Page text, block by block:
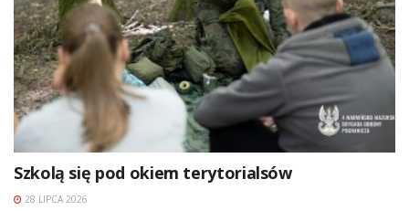
Szkolą się pod okiem terytorialsów
28 LIPCA 2026